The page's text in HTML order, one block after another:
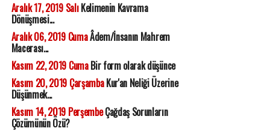
Aralık 17, 2019 SalıKelimenin Kavrama
Dönüşmesi...
Aralık 06, 2019 CumaÂdem/İnsanın Mahrem
Macerası...
Kasım 22, 2019 CumaBir form olarak düşünce
Kasım 20, 2019 ÇarşambaKur'an Neliği Üzerine
Düşünmek...
Kasım 14, 2019 PerşembeÇağdaş Sorunların
Çözümünün Özü?